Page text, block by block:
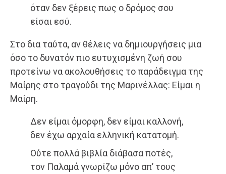
όταν δεν ξέρεις πως ο δρόμος σου
είσαι εσύ.
Στο δια ταύτα, αν θέλεις να δημιουργήσεις μια
όσο το δυνατόν πιο ευτυχισμένη ζωή σου
προτείνω να ακολουθήσεις το παράδειγμα της
Μαίρης στο τραγούδι της Μαρινέλλας: Είμαι η
Μαίρη.
Δεν είμαι όμορφη, δεν είμαι καλλονή,
δεν έχω αρχαία ελληνική κατατομή.
Ούτε πολλά βιβλία διάβασα ποτές,
τον Παλαμά γνωρίζω μόνο απ’ τους